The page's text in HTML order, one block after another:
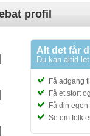
profil
Alt det får
Du kan altid
Få adgang
Få et stort
Få din
Se om folk